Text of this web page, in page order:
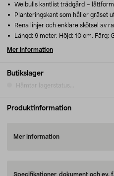
Butikslager
Hämtar lagerstatus...
Weibulls kantlist trädgård –
Planteringskant som håller gräset
Rena linjer och enklare skötsel av
Längd: 9 meter. Höjd: 10 cm. Färg:
Mer information
Produktinformation
Mer information
Specifikationer, dokument och ev.